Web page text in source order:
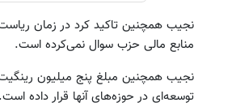
نجیب همچنین تاکید کرد در زمان
منابع مالی حزب سوال نمی‌کرده است.
توسعه‌ای در حوزه‌های آنها قرار داده